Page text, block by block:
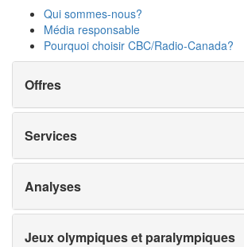
Qui sommes-nous?
Média responsable
Pourquoi choisir CBC/Radio-Canada?
Offres
Services
Analyses
Jeux olympiques et paralympiques